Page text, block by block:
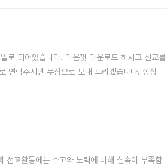
되어있습니다. 마음껏 다운로드 하시고 선교를
락주시면 무상으로 보내 드리겠습니다. 항상
교활동에는 수고와 노력에 비해 실속이 부족함